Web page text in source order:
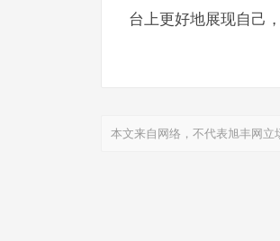
台上更好地展现自己
本文来自网络，不代表旭丰网立